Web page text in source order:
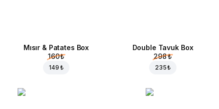
Mısır & Patates Box
160 ₺
149 ₺
Double Tavuk Box
298 ₺
235 ₺